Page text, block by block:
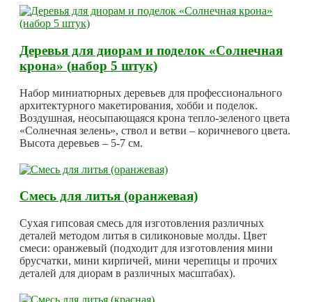
Деревья для диорам и поделок «Солнечная
крона» (набор 5 штук)
Набор миниатюрных деревьев для профессионального
архитектурного макетирования, хобби и поделок.
Воздушная, неосыпающаяся крона тепло-зеленого цвета
«Солнечная зелень», ствол и ветви – коричневого цвета.
Высота деревьев – 5-7 см.
Смесь для литья (оранжевая)
Сухая гипсовая смесь для изготовления различных
деталей методом литья в силиконовые молды. Цвет
смеси: оранжевый (подходит для изготовления мини
брусчатки, мини кирпичей, мини черепицы и прочих
деталей для диорам в различных масштабах).